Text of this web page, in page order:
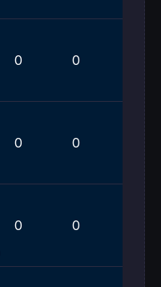
0 0
0 0
0 0